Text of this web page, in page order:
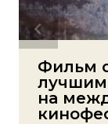
Фильм
лучшим
на